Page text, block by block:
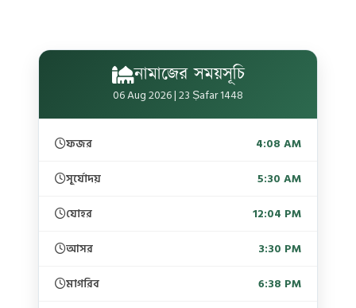
নামাজের সময়সূচি
06 Aug 2026 | 23 Ṣafar 1448
ফজর
4:08 AM
সূর্যোদয়
5:30 AM
যোহর
12:04 PM
আসর
3:30 PM
মাগরিব
6:38 PM